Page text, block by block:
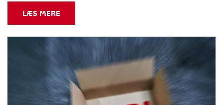
LÆS MERE